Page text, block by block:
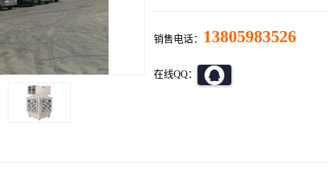
销售电话： 13805983526
在线QQ：